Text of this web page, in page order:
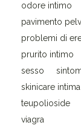
odore intimo
pavimento
problemi di
prurito intimo
sesso
skinicare
teupolioside
viagra